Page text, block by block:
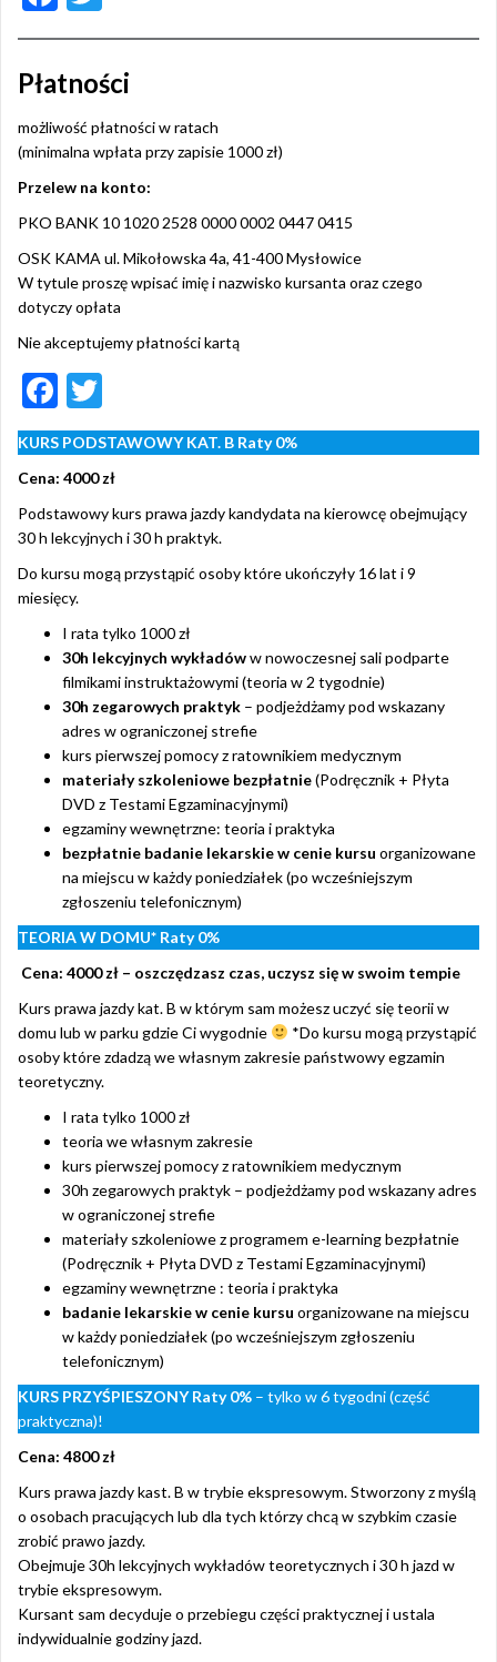
ac
e
b
o
o
k
w
itt
er
Płatności
możliwość płatności w ratach
(minimalna wpłata przy zapisie 1000 zł)
Przelew na konto:
PKO BANK 10 1020 2528 0000 0002 0447 0415
OSK KAMA ul. Mikołowska 4a, 41-400 Mysłowice
W tytule proszę wpisać imię i nazwisko kursanta oraz czego
dotyczy opłata
Nie akceptujemy płatności kartą
F
ac
e
b
o
o
k
w
itt
er
KURS PODSTAWOWY KAT. B Raty 0%
Cena: 4000 zł
Podstawowy kurs prawa jazdy kandydata na kierowcę obejmujący
30 h lekcyjnych i 30 h praktyk.
Do kursu mogą przystąpić osoby które ukończyły 16 lat i 9
miesięcy.
I rata tylko 1000 zł
30h lekcyjnych wykładóww nowoczesnej sali podparte
filmikami instruktażowymi (teoria w 2 tygodnie)
30h zegarowych praktyk – podjeżdżamy pod wskazany
adres w ograniczonej strefie
kurs pierwszej pomocy z ratownikiem medycznym
materiały szkoleniowe bezpłatnie(Podręcznik + Płyta
DVD z Testami Egzaminacyjnymi)
egzaminy wewnętrzne: teoria i praktyka
bezpłatnie badanie lekarskie w cenie kursu organizowane
na miejscu w każdy poniedziałek (po wcześniejszym
zgłoszeniu telefonicznym)
TEORIA W DOMU* Raty 0%
Cena: 4000 zł – oszczędzasz czas, uczysz się w swoim tempie
Kurs prawa jazdy kat. B w którym sam możesz uczyć się teorii w
domu lub w parku gdzie Ci wygodnie
*Do kursu mogą przystąpić
osoby które zdadzą we własnym zakresie państwowy egzamin
teoretyczny.
I rata tylko 1000 zł
teoria we własnym zakresie
kurs pierwszej pomocy z ratownikiem medycznym
30h zegarowych praktyk – podjeżdżamy pod wskazany adres
w ograniczonej strefie
materiały szkoleniowe z programem e-learning bezpłatnie
(Podręcznik + Płyta DVD z Testami Egzaminacyjnymi)
egzaminy wewnętrzne : teoria i praktyka
badanie lekarskie w cenie kursu organizowane na miejscu
w każdy poniedziałek (po wcześniejszym zgłoszeniu
telefonicznym)
KURS PRZYŚPIESZONY Raty 0% – tylko w 6 tygodni (część
praktyczna)!
Cena: 4800 zł
Kurs prawa jazdy kast. B w trybie ekspresowym. Stworzony z myślą
o osobach pracujących lub dla tych którzy chcą w szybkim czasie
zrobić prawo jazdy.
Obejmuje 30h lekcyjnych wykładów teoretycznych i 30 h jazd w
trybie ekspresowym.
Kursant sam decyduje o przebiegu części praktycznej i ustala
indywidualnie godziny jazd.